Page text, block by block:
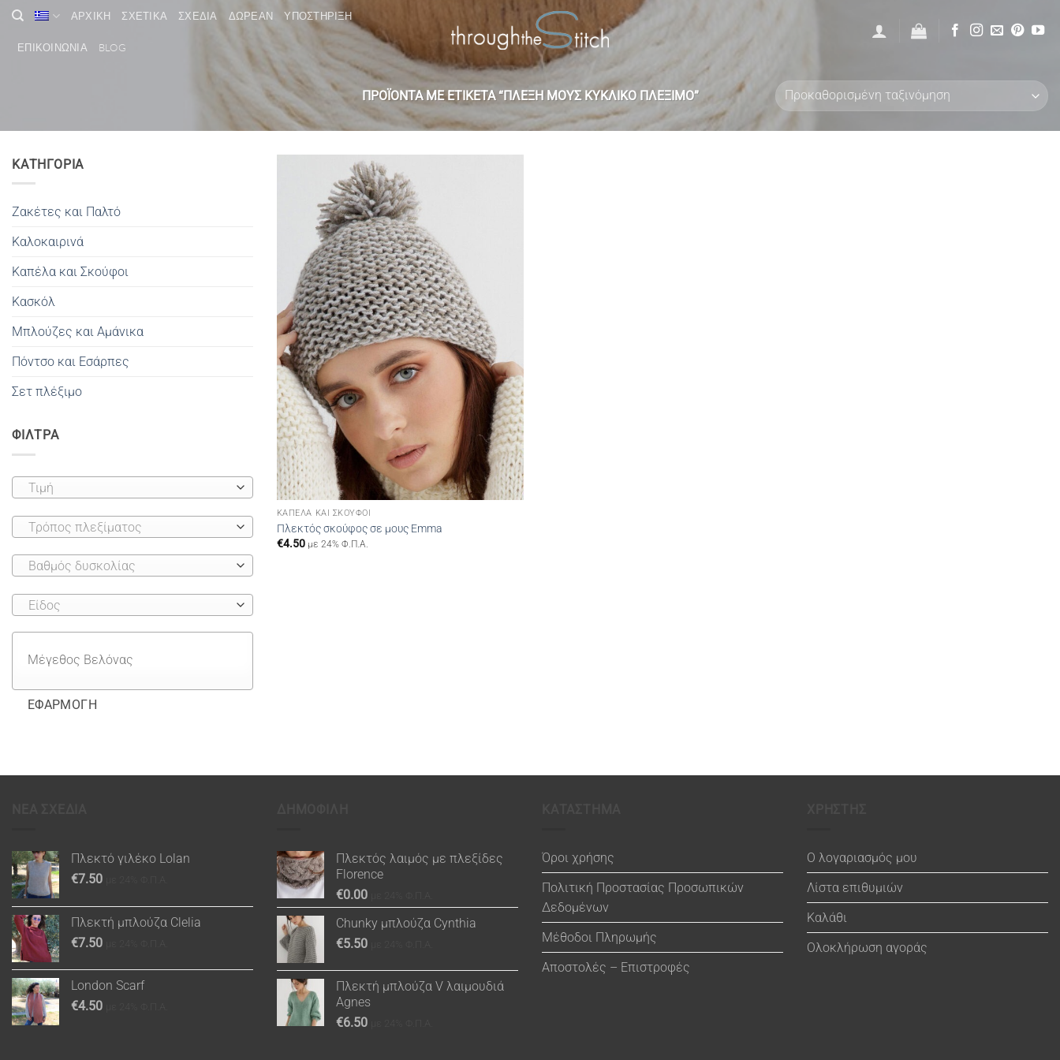
Μετάβαση
περιεχόμενο
ΑΡΧΙΚΗ ΣΧΕΤΙΚΑ ΣΧΕΔΙΑ ΔΩΡΕΑΝ ΥΠΟΣΤΗΡΙΞΗ
ΕΠΙΚΟΙΝΩΝΙΑ BLOG
ΠΡΟΪΌΝΤΑ ΜΕ ΕΤΙΚΈΤΑ “ΠΛΈΞΗ ΜΟΥΣ ΚΥΚΛΙΚΌ ΠΛΈΞΙΜΟ”
ΚΑΤΗΓΟΡΙΑ
Ζακέτες και Παλτό
Καλοκαιρινά
Καπέλα και Σκούφοι
Κασκόλ
Μπλούζες και Αμάνικα
Πόντσο και Εσάρπες
Σετ πλέξιμο
ΦΙΛΤΡΑ
Τιμή
Τρόπος πλεξίματος
Βαθμός δυσκολίας
Είδος
ΕΦΑΡΜΟΓΉ
ΚΑΠΈΛΑ ΚΑΙ ΣΚΟΎΦΟΙ
Πλεκτός σκούφος σε μους Emma
€4.50 με 24% Φ.Π.Α.
Πλεκτό γιλέκο Lolan
€7.50
Πλεκτή μπλούζα Clelia
€7.50
London Scarf
€4.50
Πλεκτός λαιμός με πλεξίδες
Florence
€0.00
Chunky μπλούζα Cynthia
€5.50
Πλεκτή μπλούζα V λαιμουδιά
Agnes
€6.50
Όροι χρήσης
Πολιτική Προστασίας Προσωπικών
Δεδομένων
Μέθοδοι Πληρωμής
Αποστολές – Επιστροφές
Ο λογαριασμός μου
Λίστα επιθυμιών
Καλάθι
Ολοκλήρωση αγοράς